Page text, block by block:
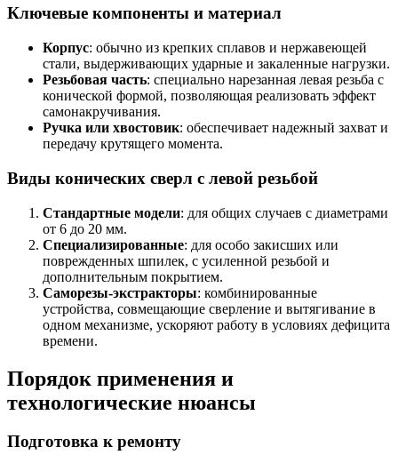
Ключевые компоненты и материал
Корпус: обычно из крепких сплавов и нержавеющей
стали, выдерживающих ударные и закаленные нагрузки.
Резьбовая часть: специально нарезанная левая резьба с
конической формой, позволяющая реализовать эффект
самонакручивания.
Ручка или хвостовик: обеспечивает надежный захват и
передачу крутящего момента.
Виды конических сверл с левой резьбой
Стандартные модели: для общих случаев с диаметрами
от 6 до 20 мм.
Специализированные: для особо закисших или
поврежденных шпилек, с усиленной резьбой и
дополнительным покрытием.
Саморезы-экстракторы: комбинированные
устройства, совмещающие сверление и вытягивание в
одном механизме, ускоряют работу в условиях дефицита
времени.
Порядок применения и
технологические нюансы
Подготовка к ремонту